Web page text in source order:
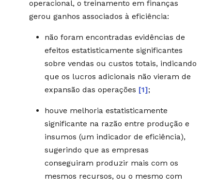
operacional, o treinamento em finanças
gerou ganhos associados à eficiência:
não foram encontradas evidências de
efeitos estatisticamente significantes
sobre vendas ou custos totais, indicando
que os lucros adicionais não vieram de
expansão das operações [1];
houve melhoria estatisticamente
significante na razão entre produção e
insumos (um indicador de eficiência),
sugerindo que as empresas
conseguiram produzir mais com os
mesmos recursos, ou o mesmo com